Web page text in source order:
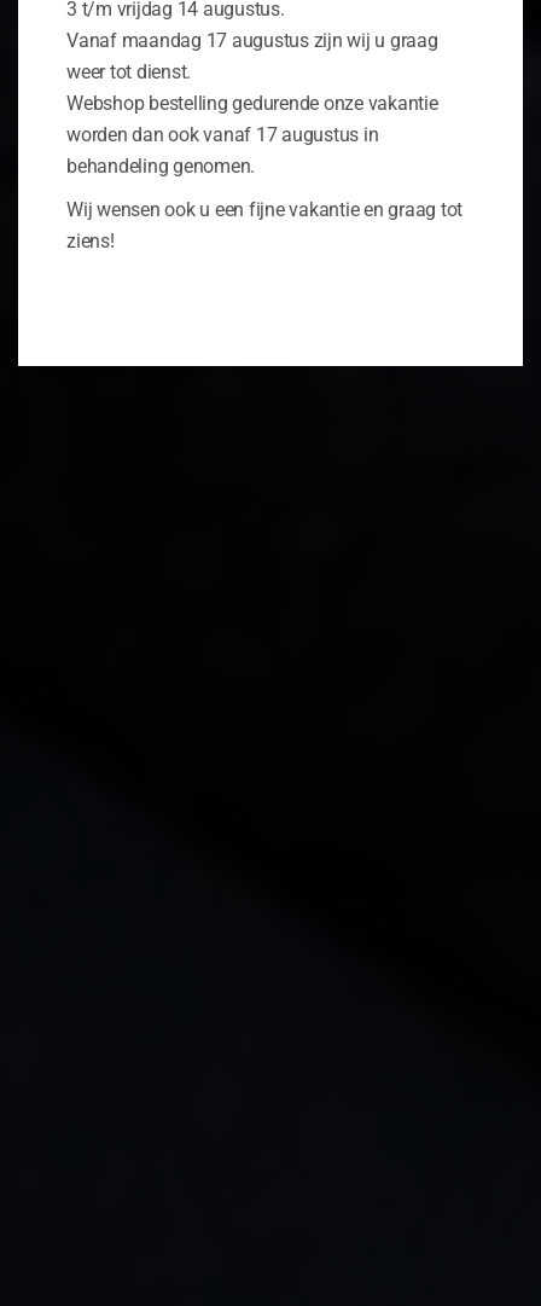
3 t/m vrijdag 14 augustus.
Vanaf maandag 17 augustus zijn wij u graag
weer tot dienst.
Webshop bestelling gedurende onze vakantie
worden dan ook vanaf 17 augustus in
behandeling genomen.
Wij wensen ook u een fijne vakantie en graag tot
ziens!